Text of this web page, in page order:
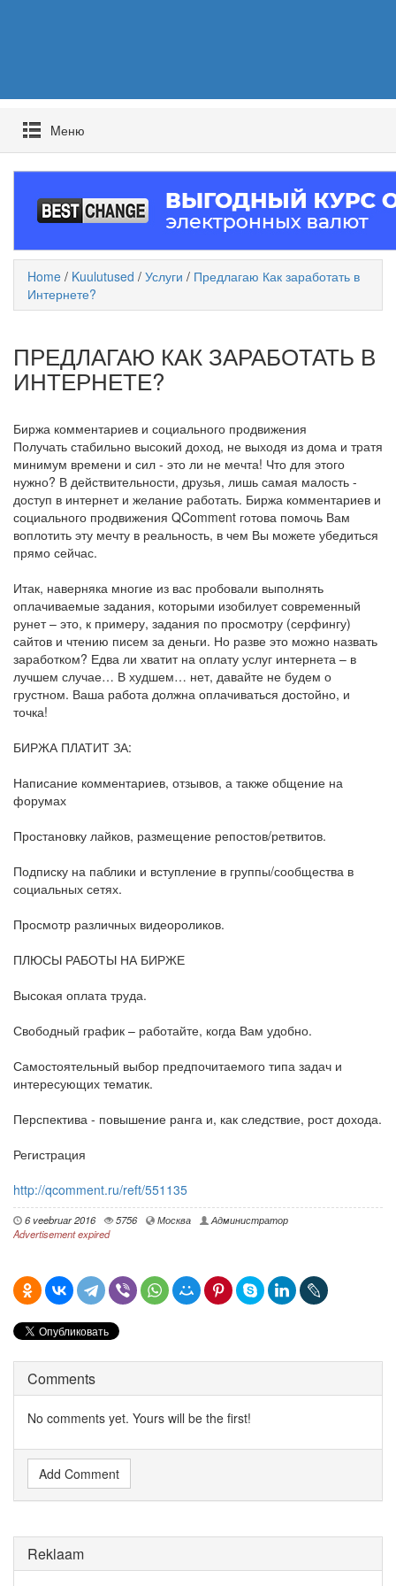
Mеню
Home / Kuulutused / Услуги / Предлагаю Как заработать в
Интернете?
ПРЕДЛАГАЮ КАК ЗАРАБОТАТЬ В
ИНТЕРНЕТЕ?
Биржа комментариев и социального продвижения
Получать стабильно высокий доход, не выходя из дома и тратя
минимум времени и сил - это ли не мечта! Что для этого
нужно? В действительности, друзья, лишь самая малость -
доступ в интернет и желание работать. Биржа комментариев и
социального продвижения QComment готова помочь Вам
воплотить эту мечту в реальность, в чем Вы можете убедиться
прямо сейчас.
Итак, наверняка многие из вас пробовали выполнять
оплачиваемые задания, которыми изобилует современный
рунет – это, к примеру, задания по просмотру (серфингу)
сайтов и чтению писем за деньги. Но разве это можно назвать
заработком? Едва ли хватит на оплату услуг интернета – в
лучшем случае… В худшем… нет, давайте не будем о
грустном. Ваша работа должна оплачиваться достойно, и
точка!
БИРЖА ПЛАТИТ ЗА:
Написание комментариев, отзывов, а также общение на
форумах
Простановку лайков, размещение репостов/ретвитов.
Подписку на паблики и вступление в группы/сообщества в
социальных сетях.
Просмотр различных видеороликов.
ПЛЮСЫ РАБОТЫ НА БИРЖЕ
Высокая оплата труда.
Свободный график – работайте, когда Вам удобно.
Самостоятельный выбор предпочитаемого типа задач и
интересующих тематик.
Перспектива - повышение ранга и, как следствие, рост дохода.
Регистрация
http://qcomment.ru/reft/551135
6 veebruar 2016 5756 Москва
Администратор
Advertisement expired
Comments
No comments yet. Yours will be the first!
Add Comment
Reklaam